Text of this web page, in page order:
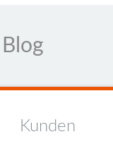
Blog
Kunden